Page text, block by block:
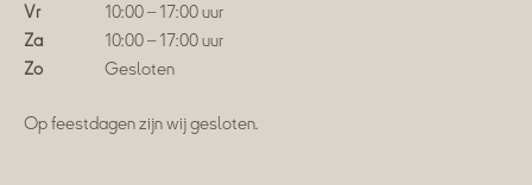
Vr
10:00 – 17:00 uur
Za
10:00 – 17:00 uur
Zo
Gesloten
Op feestdagen zijn wij gesloten.